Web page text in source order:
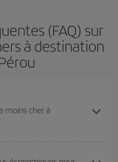
(FAQ) sur
à destination
moins cher à
en achetant à l'avance et en